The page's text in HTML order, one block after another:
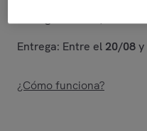
Entrega: Entre el 20/08y
¿Cómo funciona?